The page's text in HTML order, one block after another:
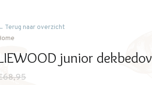
Terug naar overzicht
junior